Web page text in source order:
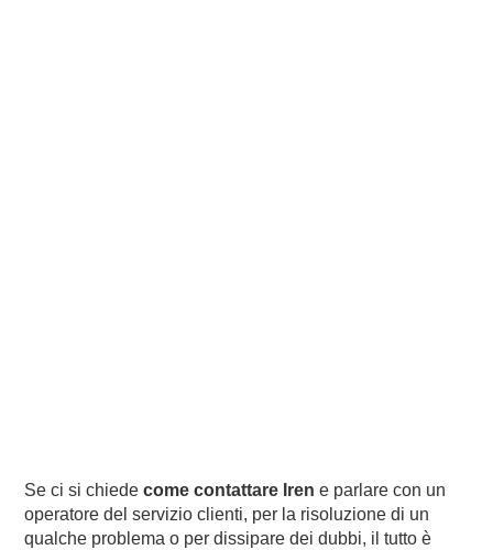
Se ci si chiedecome contattare Iren e parlare con un
operatore del servizio clienti, per la risoluzione di un
qualche problema o per dissipare dei dubbi, il tutto è